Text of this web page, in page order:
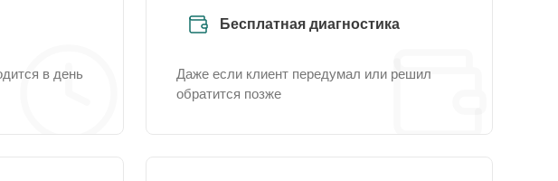
в день
Бесплатная диагностика
Даже если клиент передумал или решил
обратится позже